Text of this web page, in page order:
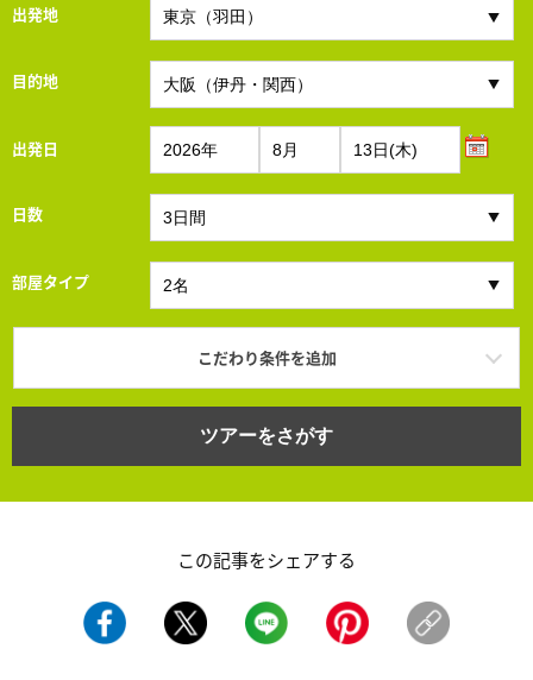
出発地
目的地
出発日
日数
部屋タイプ
こだわり条件を追加
ツアーをさがす
この記事をシェアする